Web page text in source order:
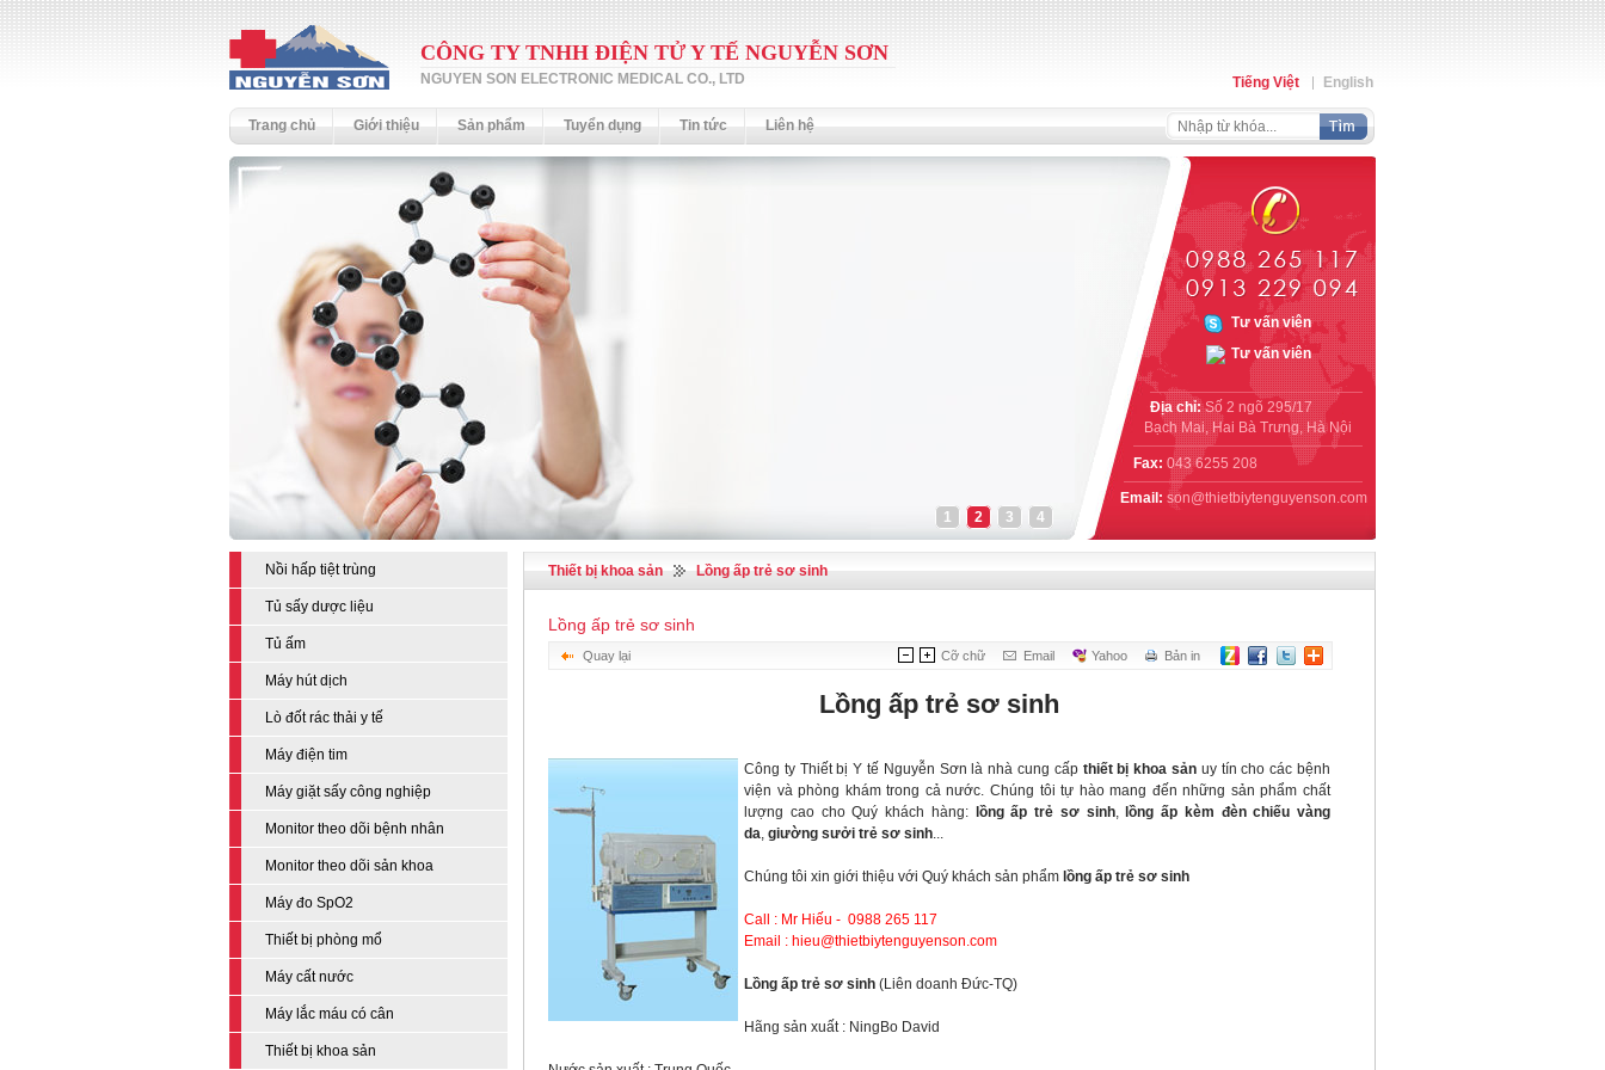
CÔNG TY TNHH ĐIỆN TỬ Y TẾ NGUYỄN SƠN
NGUYEN SON ELECTRONIC MEDICAL CO., LTD Tiếng Việt English
Trang chủ Giới thiệu Sản phẩm Tuyển dụng Tin tức Liên hệ
1 2 3 4
Địa chỉ:Số 2 ngõ 295/17
Bạch Mai, Hai Bà Trưng, Hà Nội
Fax: 043 6255 208
Email: son@thietbiytenguyenson.com
Nồi hấp tiệt trùng
Tủ sấy dược liệu
Tủ ấm
Máy hút dịch
Lò đốt rác thải y tế
Máy điện tim
Máy giặt sấy công nghiệp
Monitor theo dõi bệnh nhân
Monitor theo dõi sản khoa
Máy đo SpO2
Thiết bị phòng mổ
Máy cất nước
Máy lắc máu có cân
Thiết bị khoa sản
Thiết bị khoa sản Lồng ấp trẻ sơ sinh
Lồng ấp trẻ sơ sinh
Quay lại Bản in
Yahoo
Email
Cỡ chữ
Lồng ấp trẻ sơ sinh
Công ty Thiết bị Y tế Nguyễn Sơn là nhà cung cấp thiết bị khoa sản uy tín cho các bệnh
viện và phòng khám trong cả nước. Chúng tôi tự hào mang đến những sản phẩm chất
lượng cao cho Quý khách hàng:
lồng ấp trẻ sơ sinh, lồng ấp kèm đèn chiếu vàng
da, giường sưởi trẻ sơ sinh...
Chúng tôi xin giới thiệu với Quý khách sản phẩm lồng ấp trẻ sơ sinh
Call : Mr Hiếu - 0988 265 117
Email : hieu@thietbiytenguyenson.com
Lồng ấp trẻ sơ sinh (Liên doanh Đức-TQ)
Hãng sản xuất : NingBo David